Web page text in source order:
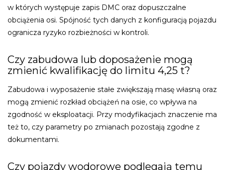
w których występuje zapis DMC oraz dopuszczalne
obciążenia osi. Spójność tych danych z konfiguracją pojazdu
ogranicza ryzyko rozbieżności w kontroli.
Czy zabudowa lub doposażenie mogą
zmienić kwalifikację do limitu 4,25 t?
Zabudowa i wyposażenie stałe zwiększają masę własną oraz
mogą zmienić rozkład obciążeń na osie, co wpływa na
zgodność w eksploatacji. Przy modyfikacjach znaczenie ma
też to, czy parametry po zmianach pozostają zgodne z
dokumentami.
Czy pojazdy wodorowe podlegają temu